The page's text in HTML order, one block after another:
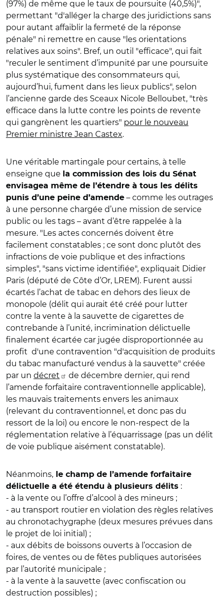
(97%) de même que le taux de poursuite (40,5%)",
permettant "d'alléger la charge des juridictions sans
pour autant affaiblir la fermeté de la réponse
pénale" ni remettre en cause "les orientations
relatives aux soins". Bref, un outil "efficace", qui fait
"reculer le sentiment d’impunité par une poursuite
plus systématique des consommateurs qui,
aujourd’hui, fument dans les lieux publics", selon
l’ancienne garde des Sceaux Nicole Belloubet, "très
efficace dans la lutte contre les points de revente
qui gangrènent les quartiers" pour le nouveau
Premier ministre Jean Castex.
Une véritable martingale pour certains, à telle
enseigne que
la commission des lois du Sénat
envisagea même de l’étendre à tous les délits
punis d’une peine d’amende – comme les outrages
à une personne chargée d’une mission de service
public ou les tags – avant d’être rappelée à la
mesure. "Les actes concernés doivent être
facilement constatables ; ce sont donc plutôt des
infractions de voie publique et des infractions
simples", "sans victime identifiée", expliquait Didier
Paris (député de Côte d’Or, LREM). Furent aussi
écartés l’achat de tabac en dehors des lieux de
monopole (délit qui aurait été créé pour lutter
contre la vente à la sauvette de cigarettes de
contrebande à l’unité, incrimination délictuelle
finalement écartée car jugée disproportionnée au
profit d'une contravention "d'acquisition de produits
du tabac manufacturé vendus à la sauvette" créée
par un décret
de décembre dernier, qui rend
l’amende forfaitaire contraventionnelle applicable),
les mauvais traitements envers les animaux
(relevant du contraventionnel, et donc pas du
ressort de la loi) ou encore le non-respect de la
réglementation relative à l’équarrissage (pas un délit
de voie publique aisément constatable).
Néanmoins, le champ de l’amende forfaitaire
délictuelle a été étendu à plusieurs délits :
- à la vente ou l’offre d’alcool à des mineurs ;
- au transport routier en violation des règles relatives
au chronotachygraphe (deux mesures prévues dans
le projet de loi initial) ;
- aux débits de boissons ouverts à l’occasion de
foires, de ventes ou de fêtes publiques autorisées
par l’autorité municipale ;
- à la vente à la sauvette (avec confiscation ou
destruction possibles) ;